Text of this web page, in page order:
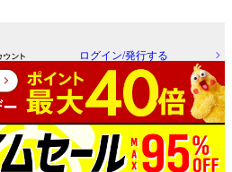
ログイン/発行する